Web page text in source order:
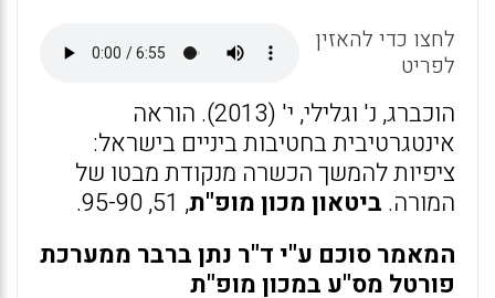
p
o
k
לחצו כדי להאזין
לפריט
הוכברג, נ' וגלילי, י' (2013). הוראה
אינטגרטיבית בחטיבות ביניים בישראל:
ציפיות להמשך הכשרה מנקודת מבטו של
המורה. ביטאוןמכון מופ"ת, 51, 95-90.
המאמר סוכם ע"י ד"ר נתן ברבר ממערכת
פורטל מס"ע במכון מופ"ת